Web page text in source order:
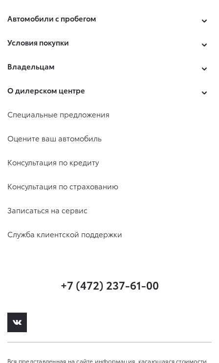
Автомобили с пробегом
Условия покупки
Владельцам
О дилерском центре
Специальные предложения
Оцените ваш автомобиль
Консультация по кредиту
Консультация по страхованию
Записаться на сервис
Служба клиентской поддержки
+7 (472) 237-61-00
Вся представленная на сайте информация, касающаяся стоимости